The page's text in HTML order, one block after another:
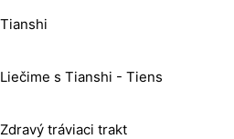
Tianshi
Liečime s Tianshi - Tiens
Zdravý tráviaci trakt